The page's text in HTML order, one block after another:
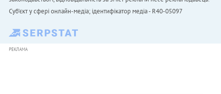
Cуб'єкт у сфері онлайн-медіа; ідентифікатор медіа - R40-05097
РЕКЛАМА